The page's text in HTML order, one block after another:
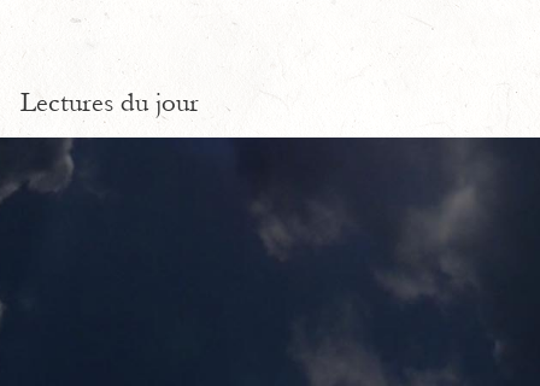
Lectures du jour